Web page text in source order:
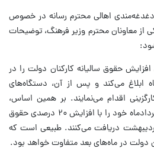
اهالی محترم رسانه در خصوص
معاونان محترم وزیر فرهنگ، توضیحات
حقوق سالیانه کارکنان دولت را در
ابلاغ می‌کند و پس از آن، دستگاه‌های
اقدام می‌نمایند. بر همین اساس،
تمامی کارمندان دولت حقوق خردادماه خود را با افزایش ۲۰ درصدی حقوق
دریافت می‌کنند. طبیعی است که
دولت در ماه‌های بعد متفاوت خواهد بود.